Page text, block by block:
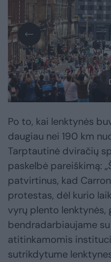
Po to, kai lenktynės
daugiau nei 190 km
Tarptautinė dviračių
paskelbė pareiškimą:
patvirtinus, kad
protestas, dėl kurio
vyrų plento lenktynės,
bendradarbiaujame
atitinkamomis
sutrikdytume